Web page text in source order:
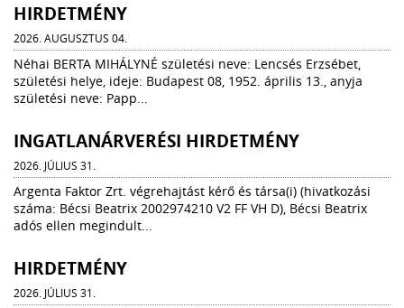
HIRDETMÉNY
2026. AUGUSZTUS 04.
Néhai BERTA MIHÁLYNÉ születési neve: Lencsés Erzsébet,
születési helye, ideje: Budapest 08, 1952. április 13., anyja
születési neve: Papp...
INGATLANÁRVERÉSI HIRDETMÉNY
2026. JÚLIUS 31.
Argenta Faktor Zrt. végrehajtást kérő és társa(i) (hivatkozási
száma: Bécsi Beatrix 2002974210 V2 FF VH D), Bécsi Beatrix
adós ellen megindult...
HIRDETMÉNY
2026. JÚLIUS 31.